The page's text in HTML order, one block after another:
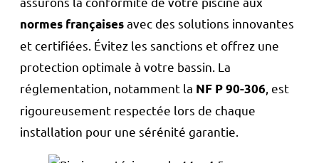
normes françaisesavec des solutions innovantes
et certifiées. Évitez les sanctions et offrez une
protection optimale à votre bassin. La
réglementation, notamment la NF P 90-306 , est
rigoureusement respectée lors de chaque
installation pour une sérénité garantie.